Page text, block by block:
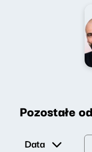
Pozostałe
Data